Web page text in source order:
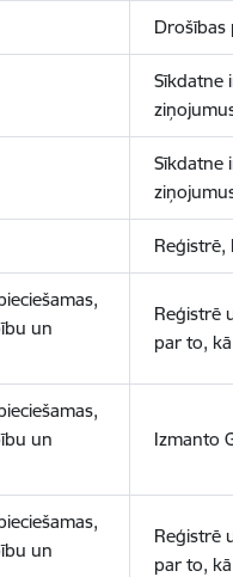
Drošības
Sīkdatne
Sīkdatne
Reģistrē,
un
Reģistrē
par to,
un
Izmanto
un
Reģistrē
par to,